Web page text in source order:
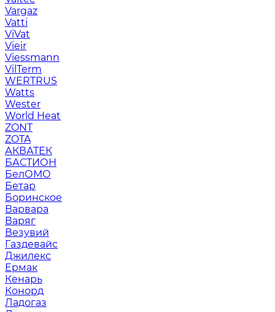
Vargaz
Vatti
ViVat
Vieir
Viessmann
VilTerm
WERTRUS
Watts
Wester
World Heat
ZONT
ZOTA
АКВАТЕК
БАСТИОН
БелОМО
Бетар
Боринское
Варвара
Варяг
Везувий
Газдевайс
Джилекс
Ермак
Кенарь
Конорд
Ладогаз